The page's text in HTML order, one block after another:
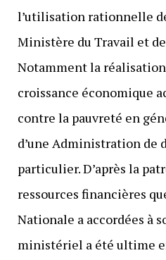
l’utilisation rationnelle
Ministère du Travail et
Notamment la réalisation
croissance économique
contre la pauvreté en
d’une Administration de
particulier. D’après la
ressources financières
Nationale a accordées à
ministériel a été ultime